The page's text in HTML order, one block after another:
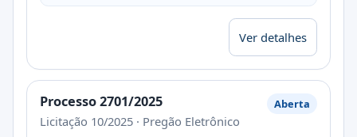
Ver detalhes
Processo 2701/2025
Licitação 10/2025 · Pregão Eletrônico
Aberta